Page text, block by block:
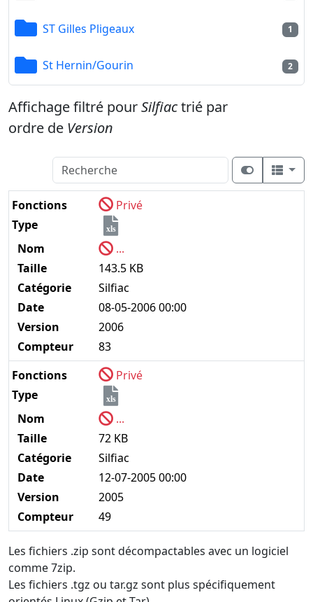
ST Gilles Pligeaux 1
St Hernin/Gourin 2
Affichage filtré pourSilfiactrié par
ordre de Version
Fonctions
Privé
Type
xls
Nom
...
Taille
143.5 KB
Catégorie
Silfiac
Date
08-05-2006 00:00
Version
2006
Compteur
83
Fonctions
Privé
Type
xls
Nom
...
Taille
72 KB
Catégorie
Silfiac
Date
12-07-2005 00:00
Version
2005
Compteur
49
Les fichiers .zip sont décompactables avec un logiciel
comme 7zip.
Les fichiers .tgz ou tar.gz sont plus spécifiquement